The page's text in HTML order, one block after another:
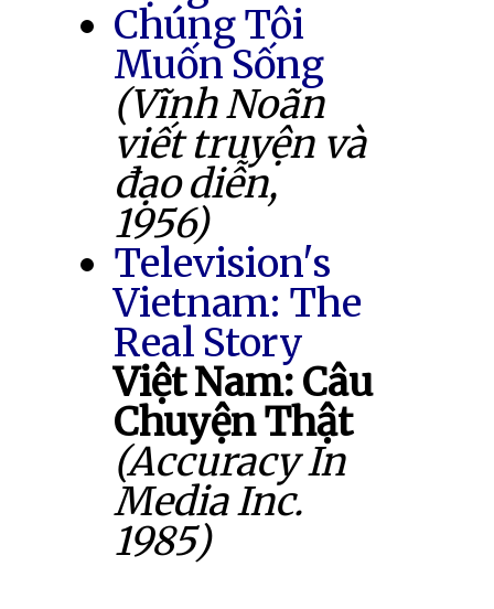
Chúng Tôi
Muốn Sống
(Vĩnh Noãn
viết truyện và
đạo diễn,
1956)
Television's
Vietnam: The
Real Story
Việt Nam: Câu
Chuyện Thật
(Accuracy In
Media Inc.
1985)